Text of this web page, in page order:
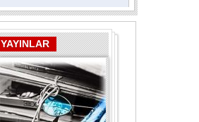
YAYINLAR